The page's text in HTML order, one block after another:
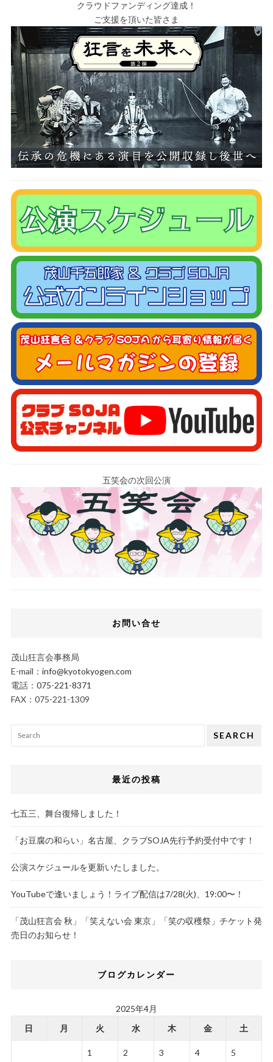
クラウドファンディング達成！
ご支援を頂いた皆さま
五笑会の次回公演
お問い合せ
茂山狂言会事務局
E-mail： info@kyotokyogen.com
電話： 075-221-8371
FAX：075-221-1309
SEARCH
最近の投稿
七五三、舞台復帰しました！
「お豆腐の和らい」名古屋、クラブSOJA先行予約受付中です！
公演スケジュールを更新いたしました。
YouTubeで逢いましょう！ライブ配信は7/28(火)、19:00〜！
「茂山狂言会 秋」「笑えない会 東京」「笑の収穫祭」チケット発
売日のお知らせ！
ブログカレンダー
2025年4月
日
月 火 水 木 金 土
1 2 3 4 5